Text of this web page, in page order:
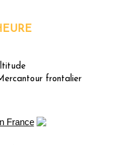
frontalier